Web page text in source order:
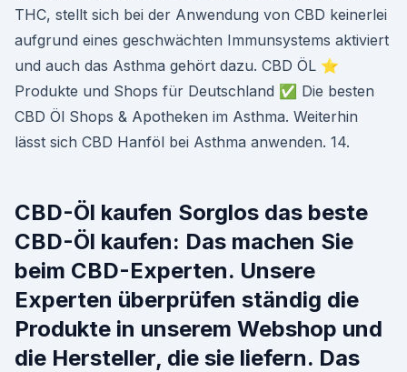
THC, stellt sich bei der Anwendung von CBD keinerlei
aufgrund eines geschwächten Immunsystems aktiviert
und auch das Asthma gehört dazu. CBD ÖL ⭐
Produkte und Shops für Deutschland ✅ Die besten
CBD Öl Shops & Apotheken im Asthma. Weiterhin
lässt sich CBD Hanföl bei Asthma anwenden. 14.
CBD-Öl kaufen Sorglos das beste
CBD-Öl kaufen: Das machen Sie
beim CBD-Experten. Unsere
Experten überprüfen ständig die
Produkte in unserem Webshop und
die Hersteller, die sie liefern. Das